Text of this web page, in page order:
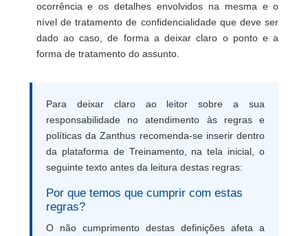
ocorrência e os detalhes envolvidos na mesma e o
nível de tratamento de confidencialidade que deve ser
dado ao caso, de forma a deixar claro o ponto e a
forma de tratamento do assunto.
Para deixar claro ao leitor sobre a sua
responsabilidade no atendimento às regras e
políticas da Zanthus recomenda-se inserir dentro
da plataforma de Treinamento, na tela inicial, o
seguinte texto antes da leitura destas regras:
Por que temos que cumprir com estas
regras?
O não cumprimento destas definições afeta a